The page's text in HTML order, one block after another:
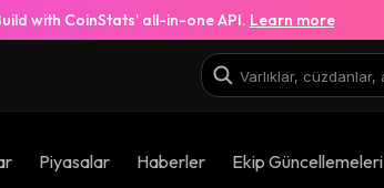
with CoinStats’ all-in-one API. Learn more
Piyasalar Haberler Ekip Güncellemeleri